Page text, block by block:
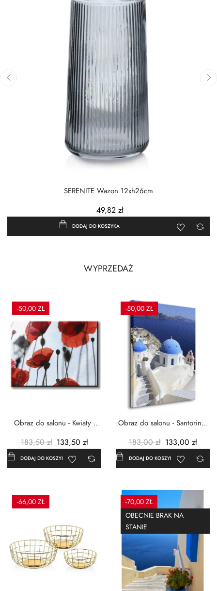
SERENITE Wazon 12xh26cm
49,82 zł
DODAJ DO KOSZYKA
WYPRZEDAŻ
-50,00 ZŁ
Obraz do salonu - Kwiaty -
183,50 zł 133,50 zł
DODAJ DO KOSZYKA
-50,00 ZŁ
Obraz do salonu - Santorini -
183,00 zł 133,00 zł
DODAJ DO KOSZYKA
-66,00 ZŁ
-70,00 ZŁ
OBECNIE BRAK NA
STANIE